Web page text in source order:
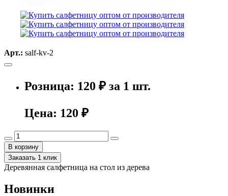
Арт.: salf-kv-2
Розница: 120 ₽ за 1 шт.
Цена: 120 ₽
В корзину
Заказать 1 клик
Деревянная салфетница на стол из дерева
Новинки